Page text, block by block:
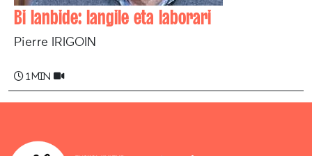
Bi lanbide: langile eta laborari
Pierre IRIGOIN
1 min